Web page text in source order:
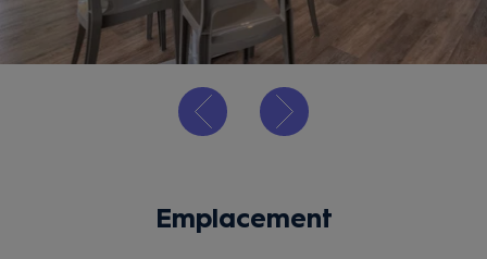
Emplacement